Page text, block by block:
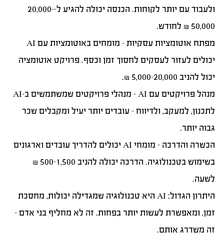
ולעבוד עם יותר לקוחות. הכנסה יכולה להגיע ל-20,000-
50,000 ₪ לחודש.
מפתח אוטומציות עסקיות
– מומחים באוטומציות עם AI
יכולים לעזור לעסקים לחסוך זמן וכסף. פרויקט אוטומציה
יכול להניב 5,000-20,000 ₪.
מנהל פרויקטים עם AI
– מנהלי פרויקטים שמשתמשים ב-AI
לתכנון, למעקב, ולדיווח – עובדים יותר יעיל ומקבלים שכר
גבוה יותר.
הכשרה והדרכה
– מומחי AI יכולים להדריך עובדים וארגונים
בשימוש בטכנולוגיה. הדרכה יכולה להניב 500-1,500 ₪
לשעה.
היתרון הגדול: AI היא טכנולוגיה שמגדילה יכולות, מחסכת
זמן, ומאפשרת לעשות יותר בפחות. זה לא מחליף בני אדם –
זה משדרג אותם.